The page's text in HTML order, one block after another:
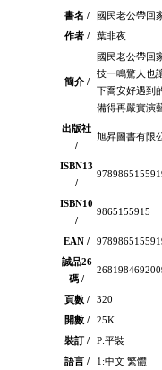
書名 /
國民老公帶回
作者 /
葉非夜
簡介 /
國民老公帶回
技一鳴驚人也
下喬安好遇到
備得再嚴實演
出版社
/
旭昇圖書有限
ISBN13
/
ISBN10
/
9865155915
EAN /
誠品26
碼 /
頁數 /
320
開數 /
25K
裝訂 /
P:平裝
語言 /
1:中文 繁體